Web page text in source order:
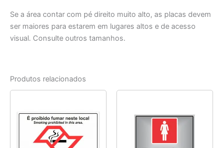
Se a área contar com pé direito muito alto, as placas devem
ser maiores para estarem em lugares altos e de acesso
visual. Consulte outros tamanhos.
Produtos relacionados